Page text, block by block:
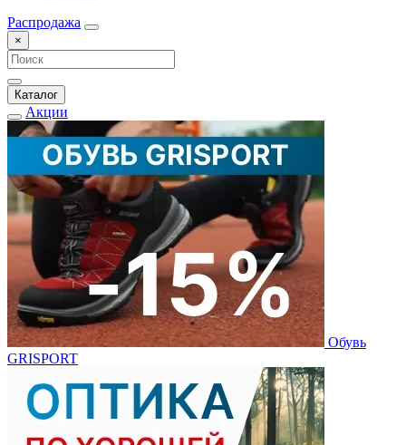
Распродажа
×
Каталог
Акции
Обувь
GRISPORT